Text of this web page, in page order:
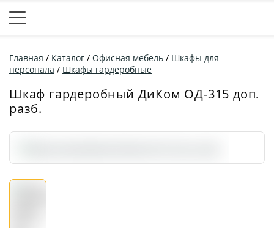
Главная / Каталог / Офисная мебель / Шкафы для
персонала / Шкафы гардеробные
Шкаф гардеробный ДиКом ОД-315 доп.
разб.